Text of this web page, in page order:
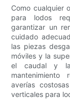
Como cualquier
para lodos
garantizar un
cuidado
las piezas
móviles y la
el caudal y la
averías
verticales para